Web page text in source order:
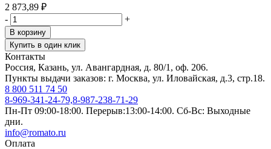
2 873,89 ₽
-
+
В корзину
Купить в один клик
Контакты
Россия, Казань, ул. Авангардная, д. 80/1, оф. 206.
Пункты выдачи заказов: г. Москва, ул. Иловайская, д.3, стр.18.
8 800 511 74 50
8-969-341-24-79,8-987-238-71-29
Пн-Пт 09:00-18:00. Перерыв:13:00-14:00. Сб-Вс: Выходные
дни.
info@romato.ru
Оплата